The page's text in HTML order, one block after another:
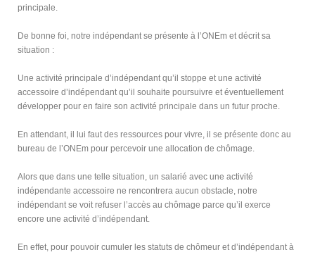
principale.
De bonne foi, notre indépendant se présente à l’ONEm et décrit sa
situation :
Une activité principale d’indépendant qu’il stoppe et une activité
accessoire d’indépendant qu’il souhaite poursuivre et éventuellement
développer pour en faire son activité principale dans un futur proche.
En attendant, il lui faut des ressources pour vivre, il se présente donc au
bureau de l’ONEm pour percevoir une allocation de chômage.
Alors que dans une telle situation, un salarié avec une activité
indépendante accessoire ne rencontrera aucun obstacle, notre
indépendant se voit refuser l’accès au chômage parce qu’il exerce
encore une activité d’indépendant.
En effet, pour pouvoir cumuler les statuts de chômeur et d’indépendant à